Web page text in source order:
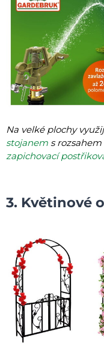
Na velké plochy
stojanem s
zapichovací
3. Květinové